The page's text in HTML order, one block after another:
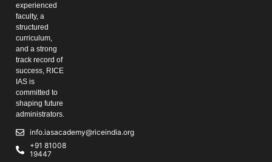
experienced
faculty, a
structured
curriculum,
and a strong
track record of
success, RICE
IAS is
committed to
shaping future
administrators.
info.iasacademy@riceindia.org
+91 81008
19447